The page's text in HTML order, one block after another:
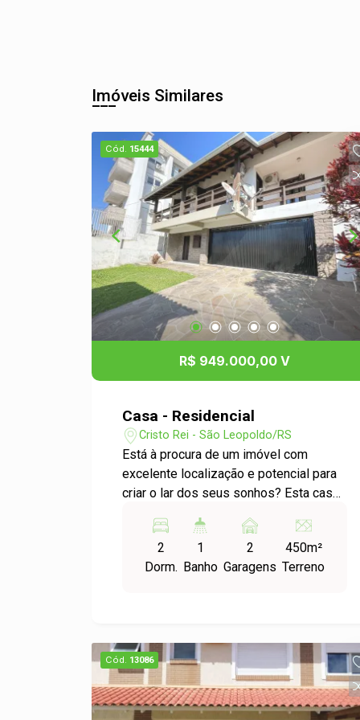
Imóveis Similares
Cód. 15444
R$ 949.000,00 V
Casa - Residencial
Cristo Rei - São Leopoldo/RS
Está à procura de um imóvel com
excelente localização e potencial para
criar o lar dos seus sonhos? Esta casa
que você esperava! Com uma área total
de 450m², este imóvel possui um
terreno amplo, perfeito para quem
oferece grande privacidade e a
liberdade que sua família merece. A
casa é composta por 2 quartos
aconchegantes, uma sala de estar,
2
Dorm.
1
Banho
2
Garagens
450m²
Terreno
Cód. 13086